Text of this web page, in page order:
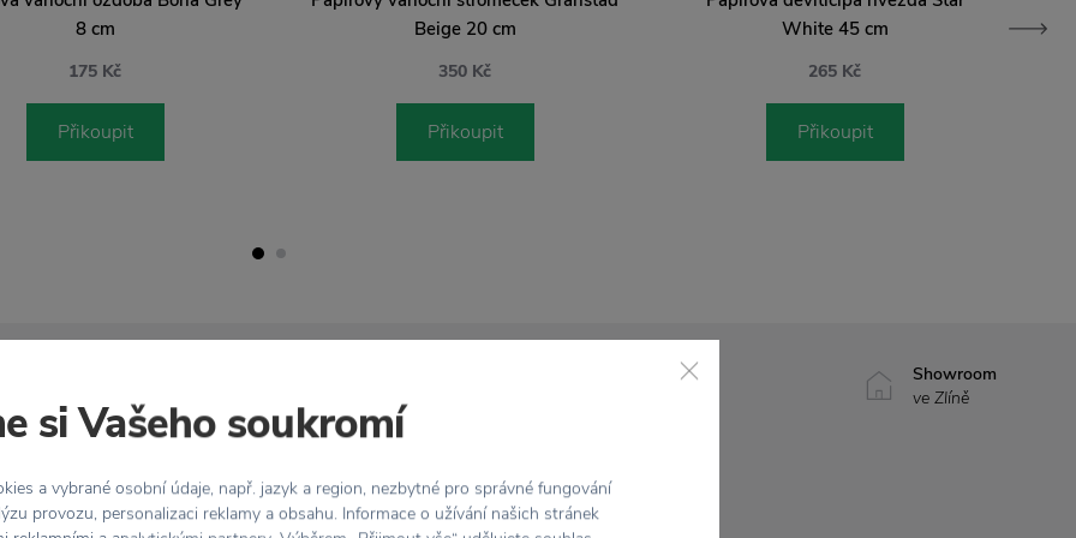
7500+ produktů
Showroom
ve Zlíně
8 cm
175 Kč
Přikoupit
Beige 20 cm
350 Kč
Přikoupit
White 45 cm
265 Kč
Přikoupit
si Vašeho soukromí
a vybrané osobní údaje, např. jazyk a region, nezbytné pro správné fungování
provozu, personalizaci reklamy a obsahu. Informace o užívání našich stránek